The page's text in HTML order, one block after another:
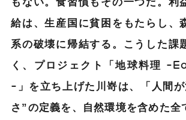
給は、生産国に貧困をもたらし、
系の破壊に帰結する。こうした課
く、プロジェクト「地球料理
-」を立ち上げた川嵜は、「人間
さ”の定義を、自然環境を含めた全